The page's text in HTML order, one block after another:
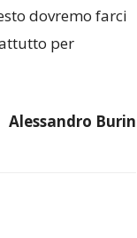
dovremo farci
per
Alessandro Burin